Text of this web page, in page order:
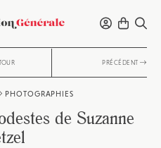
PRÉCÉDENT
PHOTOGRAPHIES
de Suzanne